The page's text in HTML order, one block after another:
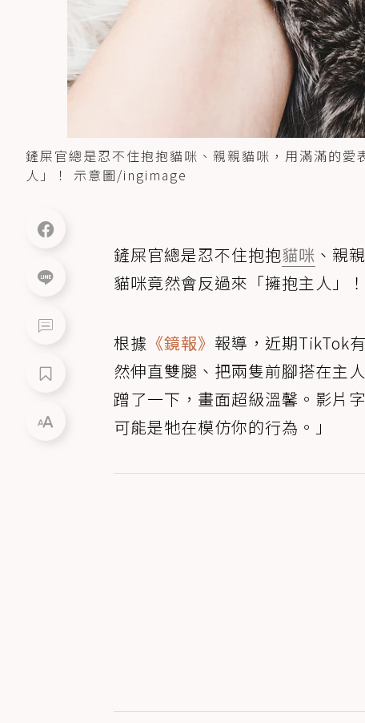
鏟屎官總是忍不住抱抱貓咪、親親貓咪，用滿滿的
人」！ 示意圖/ingimage
鏟屎官總是忍不住抱抱貓咪 、親
貓咪竟然會反過來「擁抱主人」！
根據 《鏡報》 報導，近期TikTok
然伸直雙腿、把兩隻前腳搭在主
蹭了一下，畫面超級溫馨。影片
可能是牠在模仿你的行為。」